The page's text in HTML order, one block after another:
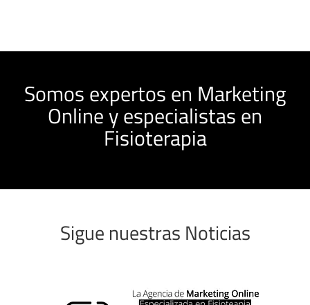
Somos expertos en Marketing
Online y especialistas en
Fisioterapia
Sigue nuestras Noticias